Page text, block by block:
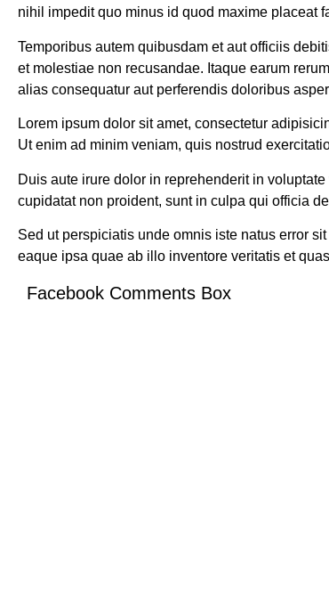
nihil impedit quo minus id quod maxime placeat
Temporibus autem quibusdam et aut officiis
et molestiae non recusandae. Itaque earum
alias consequatur aut perferendis doloribus
Lorem ipsum dolor sit amet, consectetur
Ut enim ad minim veniam, quis nostrud
Duis aute irure dolor in reprehenderit in
cupidatat non proident, sunt in culpa qui officia
Sed ut perspiciatis unde omnis iste natus error
eaque ipsa quae ab illo inventore veritatis et
Facebook Comments Box